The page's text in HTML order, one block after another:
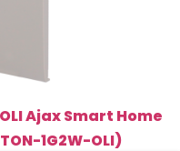
Ajax Smart Home
1G2W-OLI)